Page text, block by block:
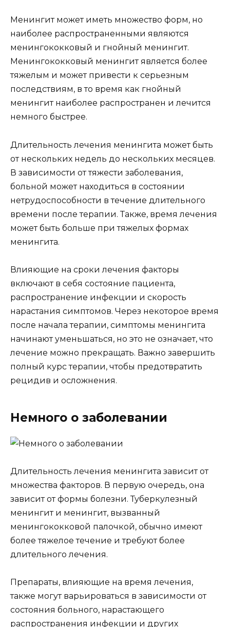
Менингит может иметь множество форм, но
наиболее распространенными являются
менингококковый и гнойный менингит.
Менингококковый менингит является более
тяжелым и может привести к серьезным
последствиям, в то время как гнойный
менингит наиболее распространен и лечится
немного быстрее.
Длительность лечения менингита может быть
от нескольких недель до нескольких месяцев.
В зависимости от тяжести заболевания,
больной может находиться в состоянии
нетрудоспособности в течение длительного
времени после терапии. Также, время лечения
может быть больше при тяжелых формах
менингита.
Влияющие на сроки лечения факторы
включают в себя состояние пациента,
распространение инфекции и скорость
нарастания симптомов. Через некоторое время
после начала терапии, симптомы менингита
начинают уменьшаться, но это не означает, что
лечение можно прекращать. Важно завершить
полный курс терапии, чтобы предотвратить
рецидив и осложнения.
Немного о заболевании
Длительность лечения менингита зависит от
множества факторов. В первую очередь, она
зависит от формы болезни. Туберкулезный
менингит и менингит, вызванный
менингококковой палочкой, обычно имеют
более тяжелое течение и требуют более
длительного лечения.
Препараты, влияющие на время лечения,
также могут варьироваться в зависимости от
состояния больного, нарастающего
распространения инфекции и других